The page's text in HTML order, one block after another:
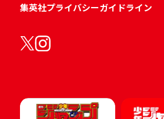
集英社プライバシーガイドライン